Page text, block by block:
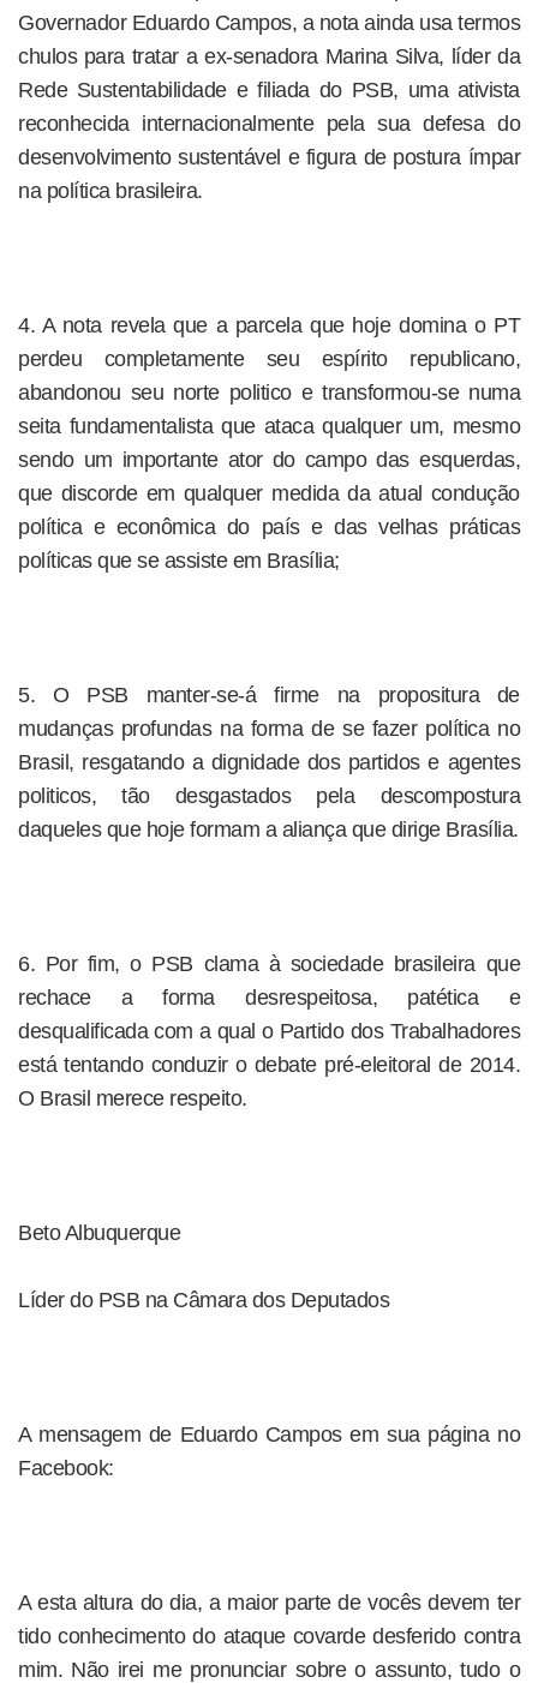
Governador Eduardo Campos, a nota ainda usa termos
chulos para tratar a ex-senadora Marina Silva, líder da
Rede Sustentabilidade e filiada do PSB, uma ativista
reconhecida internacionalmente pela sua defesa do
desenvolvimento sustentável e figura de postura ímpar
na política brasileira.
4. A nota revela que a parcela que hoje domina o PT
perdeu completamente seu espírito republicano,
abandonou seu norte politico e transformou-se numa
seita fundamentalista que ataca qualquer um, mesmo
sendo um importante ator do campo das esquerdas,
que discorde em qualquer medida da atual condução
política e econômica do país e das velhas práticas
políticas que se assiste em Brasília;
5. O PSB manter-se-á firme na propositura de
mudanças profundas na forma de se fazer política no
Brasil, resgatando a dignidade dos partidos e agentes
politicos, tão desgastados pela descompostura
daqueles que hoje formam a aliança que dirige Brasília.
6. Por fim, o PSB clama à sociedade brasileira que
rechace a forma desrespeitosa, patética e
desqualificada com a qual o Partido dos Trabalhadores
está tentando conduzir o debate pré-eleitoral de 2014.
O Brasil merece respeito.
Beto Albuquerque
Líder do PSB na Câmara dos Deputados
A mensagem de Eduardo Campos em sua página no
Facebook:
A esta altura do dia, a maior parte de vocês devem ter
tido conhecimento do ataque covarde desferido contra
mim. Não irei me pronunciar sobre o assunto, tudo o